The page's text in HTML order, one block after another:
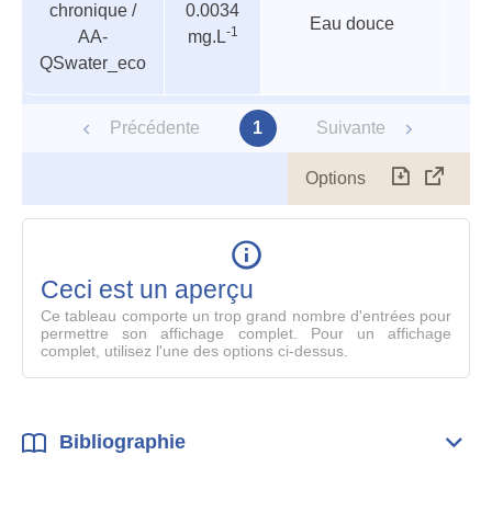
chronique /
AA-
QSwater_eco
0.0034
mg.L-1 Eau douce
Précédente 1 Suivante
Options
le
Ceci est un aperçu
Ce tableau comporte un trop grand nombre d'entrées pour
permettre son affichage complet. Pour un affichage
complet, utilisez l'une des options ci-dessus.
Bibliographie